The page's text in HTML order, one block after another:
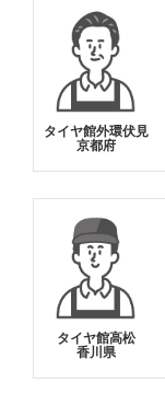
タイヤ館外環伏見
京都府
タイヤ館高松
香川県